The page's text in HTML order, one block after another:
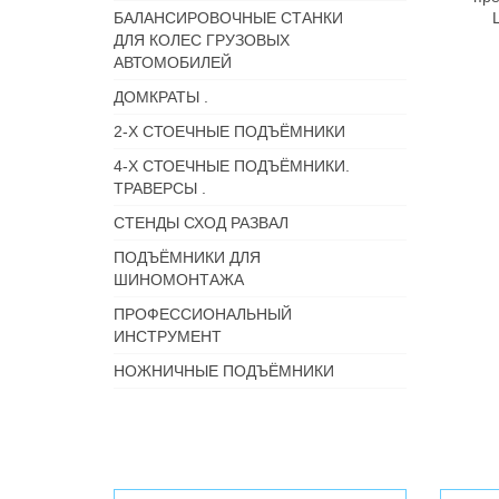
БАЛАНСИРОВОЧНЫЕ СТАНКИ
ДЛЯ КОЛЕС ГРУЗОВЫХ
АВТОМОБИЛЕЙ
ДОМКРАТЫ .
2-Х СТОЕЧНЫЕ ПОДЪЁМНИКИ
4-Х СТОЕЧНЫЕ ПОДЪЁМНИКИ.
ТРАВЕРСЫ .
СТЕНДЫ СХОД РАЗВАЛ
ПОДЪЁМНИКИ ДЛЯ
ШИНОМОНТАЖА
ПРОФЕССИОНАЛЬНЫЙ
ИНСТРУМЕНТ
НОЖНИЧНЫЕ ПОДЪЁМНИКИ